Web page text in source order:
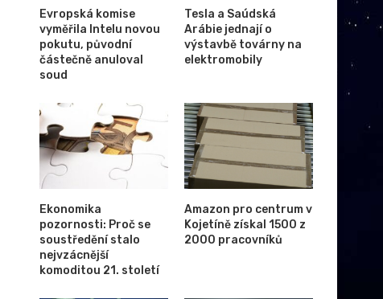
Evropská komise
vyměřila Intelu novou
pokutu, původní
částečně anuloval
soud
Tesla a Saúdská
Arábie jednají o
výstavbě továrny na
elektromobily
Ekonomika
pozornosti: Proč se
soustředění stalo
nejvzácnější
komoditou 21. století
Amazon pro centrum v
Kojetíně získal 1500 z
2000 pracovníků